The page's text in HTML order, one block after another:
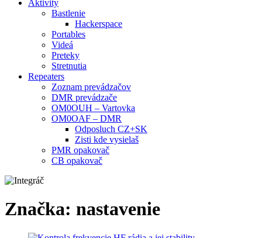
Aktivity
Bastlenie
Hackerspace
Portables
Videá
Preteky
Stretnutia
Repeaters
Zoznam prevádzačov
DMR prevádzače
OM0OUH – Vartovka
OM0OAF – DMR
Odposluch CZ+SK
Zisti kde vysielaš
PMR opakovač
CB opakovač
Značka: nastavenie